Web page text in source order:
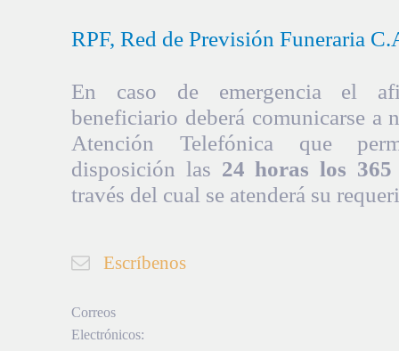
RPF, Red de Previsión Funeraria
En caso de emergencia el
beneficiario deberá comunicarse a
Atención Telefónica que
disposición las 24 horas los
través del cual se atenderá su
Escríbenos
Correos
Electrónicos: